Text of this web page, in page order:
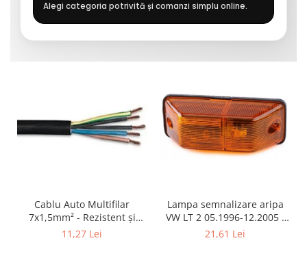
Alegi categoria potrivită și comanzi simplu online.
Cablu Auto Multifilar
7x1,5mm² - Rezistent și
Flexibil pentru Remorci 12V-
11,27 Lei
Lampa semnalizare aripa
VW LT 2 05.1996-12.2005 ;
Mercedes Sprinter 1995-
21,61 Lei